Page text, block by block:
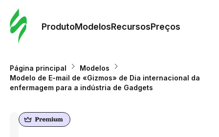
ProdutoModelosRecursosPreços
Página principal
Modelos
Modelo de E-mail de «Gizmos» de Dia internacional da
enfermagem para a indústria de Gadgets